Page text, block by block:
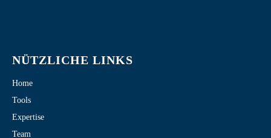
NÜTZLICHE LINKS
Home
Tools
Expertise
Team